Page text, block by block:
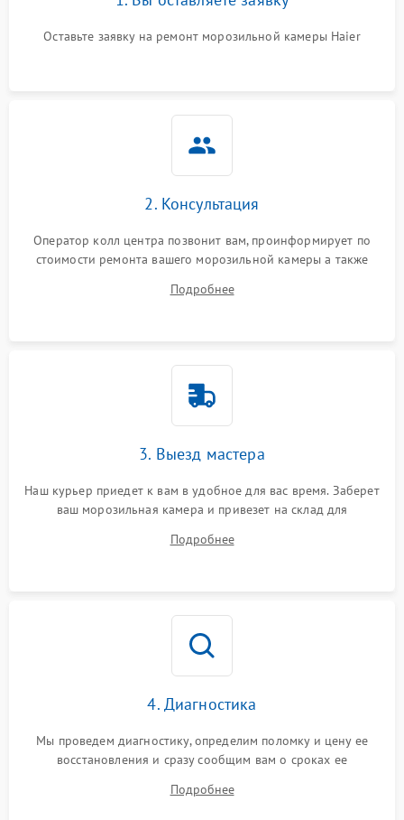
Оставьте заявку на ремонт морозильной камеры Haier
2. Консультация
Оператор колл центра позвонит вам, проинформирует по
стоимости ремонта вашего морозильной камеры а также
Подробнее
3. Выезд мастера
Наш курьер приедет к вам в удобное для вас время. Заберет
ваш морозильная камера и привезет на склад для
Подробнее
4. Диагностика
Мы проведем диагностику, определим поломку и цену ее
восстановления и сразу сообщим вам о сроках ее
Подробнее